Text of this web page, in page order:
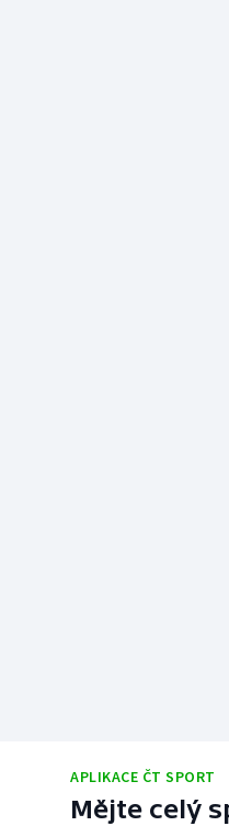
APLIKACE ČT SPORT
Mějte celý